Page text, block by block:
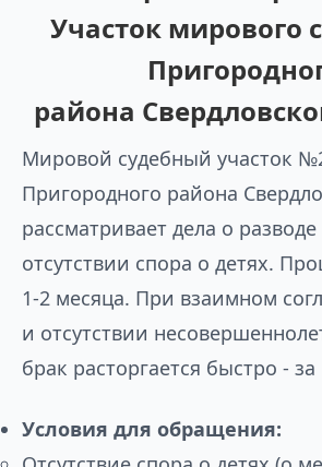
Участок мирового
района
Мировой судебный участок
Пригородного района
рассматривает дела о
отсутствии спора о детях.
1-2 месяца. При взаимном
и отсутствии
брак расторгается быстро -
Условия для обращения: